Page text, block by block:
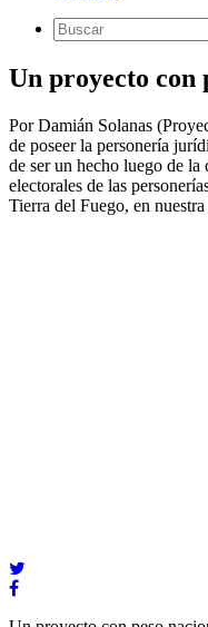
Un proyecto con
Por Damián Solanas
de poseer la personería
de ser un hecho luego de
electorales de las
Tierra del Fuego, en